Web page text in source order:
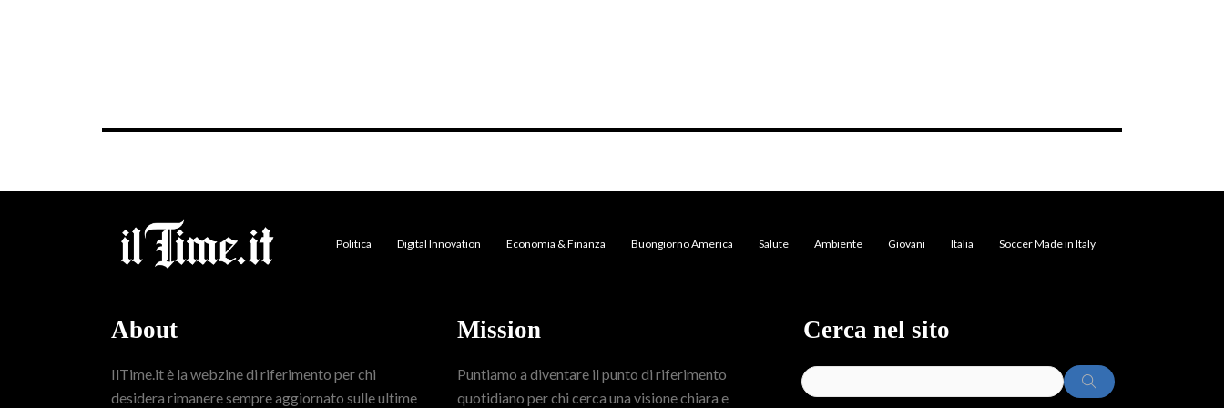
Politica Digital Innovation Economia & Finanza Buongiorno America Salute Ambiente Giovani Italia Soccer Made in Italy
About
IlTime.it è la webzine di riferimento per chi
desidera rimanere sempre aggiornato sulle ultime
Mission
Puntiamo a diventare il punto di riferimento
quotidiano per chi cerca una visione chiara e
Cerca nel sito